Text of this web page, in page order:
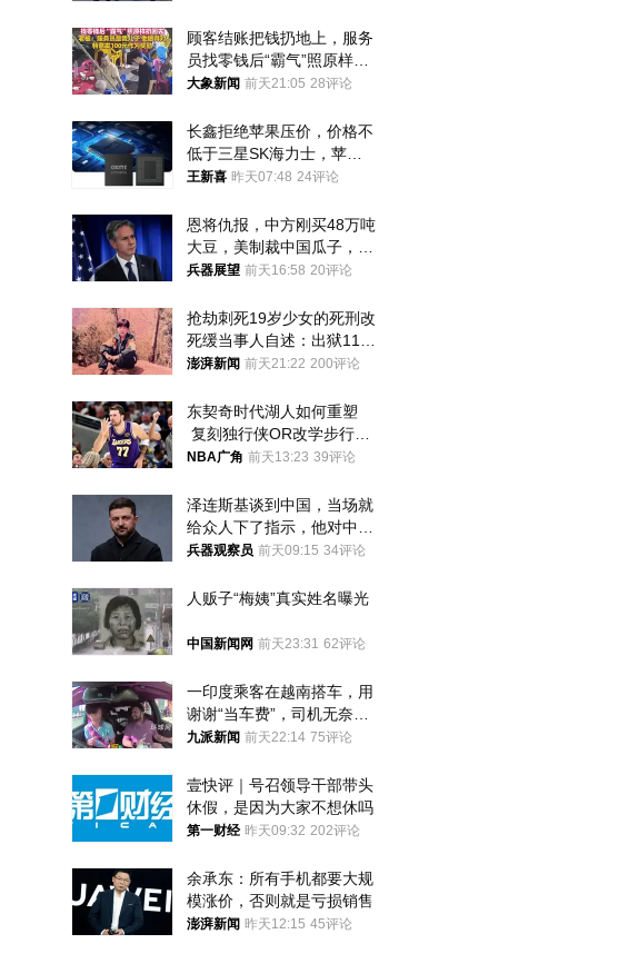
顾客结账把钱扔地上，服务
员找零钱后“霸气”照原样扔
回去
大象新闻 前天21:05 28评论
长鑫拒绝苹果压价，价格不
低于三星SK海力士，苹果
失去了议价权
王新喜 昨天07:48 24评论
恩将仇报，中方刚买48万吨
大豆，美制裁中国瓜子，布
林肯措辞变了
兵器展望 前天16:58 20评论
抢劫刺死19岁少女的死刑改
死缓当事人自述：出狱11年
间始终刻意躲避被害人家属
澎湃新闻 前天21:22 200评论
东契奇时代湖人如何重塑
复刻独行侠OR改学步行
者？
NBA广角 前天13:23 39评论
泽连斯基谈到中国，当场就
给众人下了指示，他对中国
和中乌关系，显然又有了新
兵器观察员 前天09:15 34评论
人贩子“梅姨”真实姓名曝光
中国新闻网 前天23:31 62评论
一印度乘客在越南搭车，用
谢谢“当车费”，司机无奈发
笑；印度网友：不代表印度
九派新闻 前天22:14 75评论
壹快评｜号召领导干部带头
休假，是因为大家不想休吗
第一财经 昨天09:32 202评论
余承东：所有手机都要大规
模涨价，否则就是亏损销售
澎湃新闻 昨天12:15 45评论